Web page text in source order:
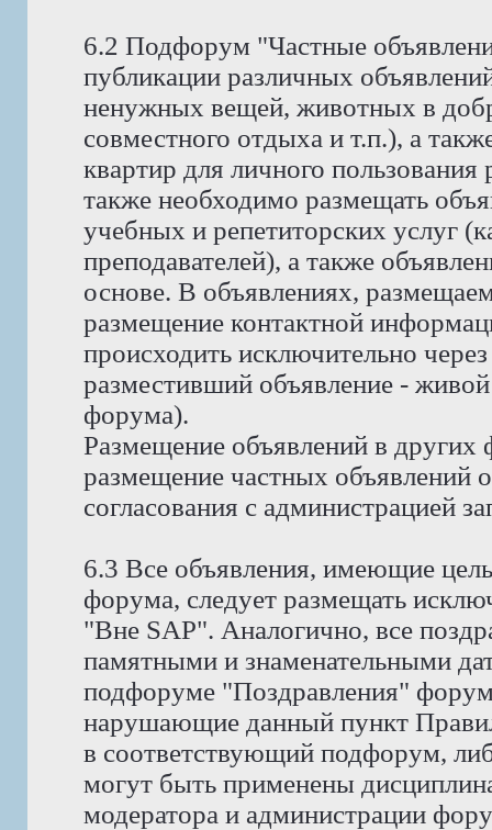
6.2 Подфорум "Частные
публикации различных
ненужных вещей, животных в
совместного отдыха и т.п.), а
квартир для личного
также необходимо размещать
учебных и репетиторских услуг
преподавателей), а также
основе. В объявлениях,
размещение контактной
происходить исключительно
разместивший объявление -
форума).
Размещение объявлений в
размещение частных объявлений
согласования с администрацией
6.3 Все объявления, имеющие
форума, следует размещать
"Вне SAP". Аналогично, все
памятными и знаменательными
подфоруме "Поздравления"
нарушающие данный пункт
в соответствующий подфорум,
могут быть применены
модератора и администрации